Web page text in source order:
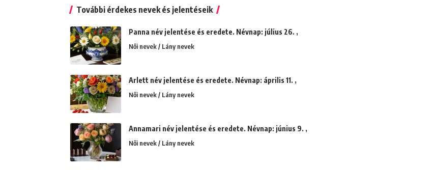
További érdekes nevek és jelentéseik
Panna név jelentése és eredete. Névnap: július 26. ,
Női nevek / Lány nevek
Arlett név jelentése és eredete. Névnap: április 11. ,
Női nevek / Lány nevek
Annamari név jelentése és eredete. Névnap: június 9. ,
Női nevek / Lány nevek